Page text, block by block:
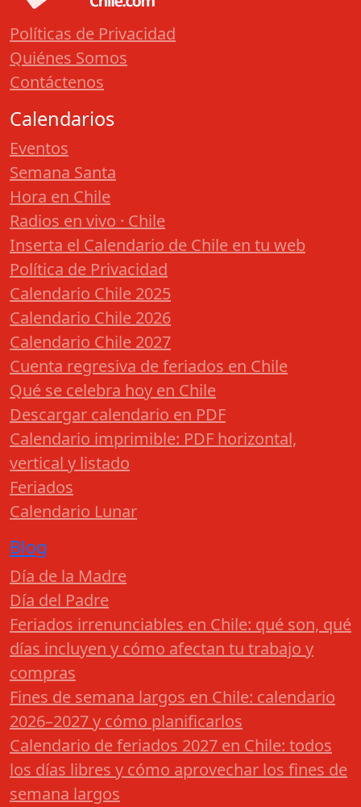
Políticas de Privacidad
Quiénes Somos
Contáctenos
Calendarios
Eventos
Semana Santa
Hora en Chile
Radios en vivo · Chile
Inserta el Calendario de Chile en tu web
Política de Privacidad
Calendario Chile 2025
Calendario Chile 2026
Calendario Chile 2027
Cuenta regresiva de feriados en Chile
Qué se celebra hoy en Chile
Descargar calendario en PDF
Calendario imprimible: PDF horizontal,
vertical y listado
Feriados
Calendario Lunar
Blog
Día de la Madre
Día del Padre
Feriados irrenunciables en Chile: qué son, qué
días incluyen y cómo afectan tu trabajo y
compras
Fines de semana largos en Chile: calendario
2026–2027 y cómo planificarlos
Calendario de feriados 2027 en Chile: todos
los días libres y cómo aprovechar los fines de
semana largos